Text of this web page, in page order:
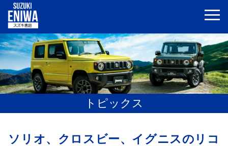
トピックス
ソリオ、クロスビー、イグニスのリコ